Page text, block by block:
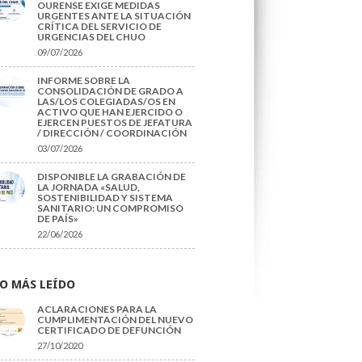
OURENSE EXIGE MEDIDAS
URGENTES ANTE LA SITUACIÓN
CRÍTICA DEL SERVICIO DE
URGENCIAS DEL CHUO
09/07/2026
INFORME SOBRE LA
CONSOLIDACIÓN DE GRADO A
LAS/LOS COLEGIADAS/OS EN
ACTIVO QUE HAN EJERCIDO O
EJERCEN PUESTOS DE JEFATURA
/ DIRECCIÓN / COORDINACIÓN
03/07/2026
DISPONIBLE LA GRABACIÓN DE
LA JORNADA «SALUD,
SOSTENIBILIDAD Y SISTEMA
SANITARIO: UN COMPROMISO
DE PAÍS»
22/06/2026
MÁS LEÍDO
ACLARACIONES PARA LA
CUMPLIMENTACIÓN DEL NUEVO
CERTIFICADO DE DEFUNCIÓN
27/10/2020